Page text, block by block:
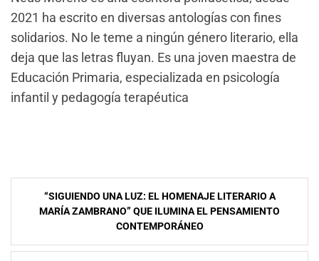
2021 ha escrito en diversas antologías con fines
solidarios. No le teme a ningún género literario, ella
deja que las letras fluyan. Es una joven maestra de
Educación Primaria, especializada en psicología
infantil y pedagogía terapéutica
Navegación
entradas
“SIGUIENDO UNA LUZ: EL HOMENAJE LITERARIO A
MARÍA ZAMBRANO” QUE ILUMINA EL PENSAMIENTO
CONTEMPORÁNEO